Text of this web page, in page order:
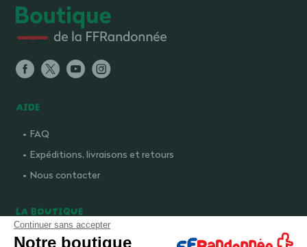
AIDE
FAQ
Expéditions, livraisons et retours
Nous contacter
LA BOUTIQUE
Qui sommes-nous ?
Continuer sans accepter
Notre boutique